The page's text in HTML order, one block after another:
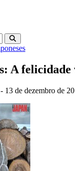
A
- 13 de dezembro de